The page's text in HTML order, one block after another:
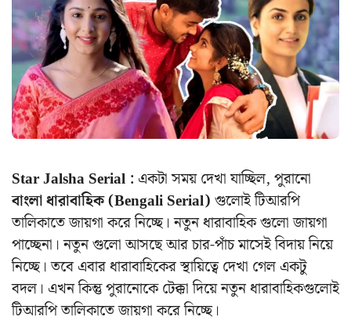
Star Jalsha Serial : একটা সময় দেখা যাচ্ছিল, পুরানো
বাংলা ধারাবাহিক (Bengali Serial)গুলোই টিআরপি
তালিকাতে জায়গা করে নিচ্ছে। নতুন ধারাবাহিক গুলো জায়গা
পাচ্ছেনা। নতুন গুলো আসছে আর চার-পাঁচ মাসেই বিদায় নিয়ে
নিচ্ছে। তবে এবার ধারাবাহিকের স্থায়িত্বে দেখা গেল একটু
বদল। এখন কিন্তু পুরানোকে টেক্কা দিয়ে নতুন ধারাবাহিকগুলোই
টিআরপি তালিকাতে জায়গা করে নিচ্ছে।